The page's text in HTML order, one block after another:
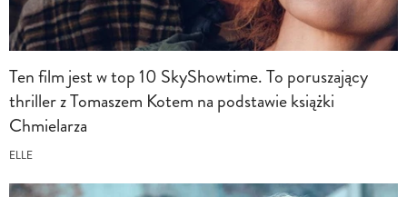
Ten film jest w top 10 SkyShowtime. To poruszający
thriller z Tomaszem Kotem na podstawie książki
Chmielarza
ELLE